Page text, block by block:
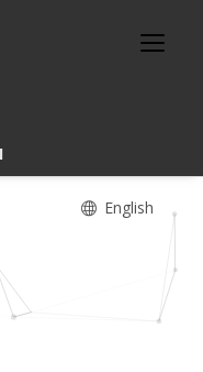
English